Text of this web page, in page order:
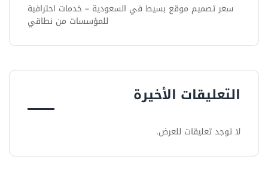
سعر تصميم موقع بسيط في السعودية – خدمات احترافية
للمؤسسات من نطاقي
التعليقات الأخيرة
لا توجد تعليقات للعرض.